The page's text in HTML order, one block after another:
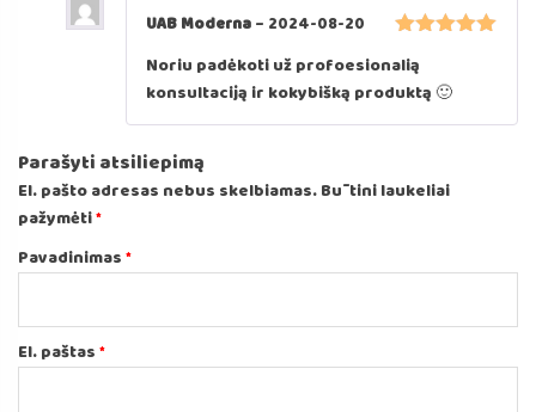
5iš 5
UAB Moderna– 2024-08-20
Noriu padėkoti už profoesionalią
konsultaciją ir kokybišką produktą 🙂
Parašyti atsiliepimą
El. pašto adresas nebus skelbiamas.Būtini laukeliai
pažymėti*
Pavadinimas*
El. paštas*